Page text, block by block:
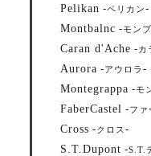
Pelikan -ペリカン-
Montbalnc -モン
Caran d'Ache -カ
Aurora -アウロラ -
Montegrappa -モ
FaberCastel -ファ
Cross -クロス -
S.T.Dupont -S.T.